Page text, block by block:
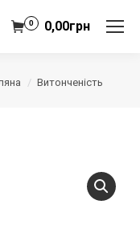
0,00грн
0
Витонченість